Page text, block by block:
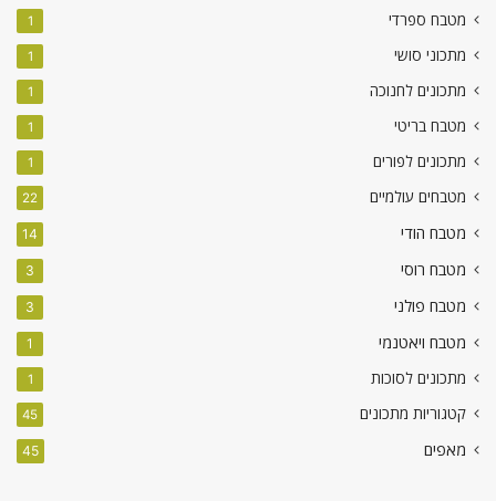
מטבח ספרדי 1
מתכוני סושי 1
מתכונים לחנוכה 1
מטבח בריטי 1
מתכונים לפורים 1
מטבחים עולמיים 22
מטבח הודי 14
מטבח רוסי 3
מטבח פולני 3
מטבח ויאטנמי 1
מתכונים לסוכות 1
קטגוריות מתכונים 45
מאפים 45